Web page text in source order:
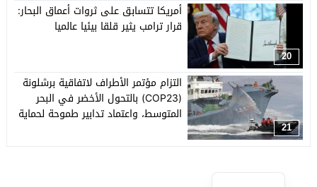
20
أمريكا تتسابق على ثروات أعماق البحار:
قرار ترامب يثير قلقا بيئيا عالميا
21
التزام مؤتمر الأطراف لاتفاقية برشلونة
(COP23) بالتحول الأخضر في البحر
المتوسط، واعتماد تدابير طموحة لحماية